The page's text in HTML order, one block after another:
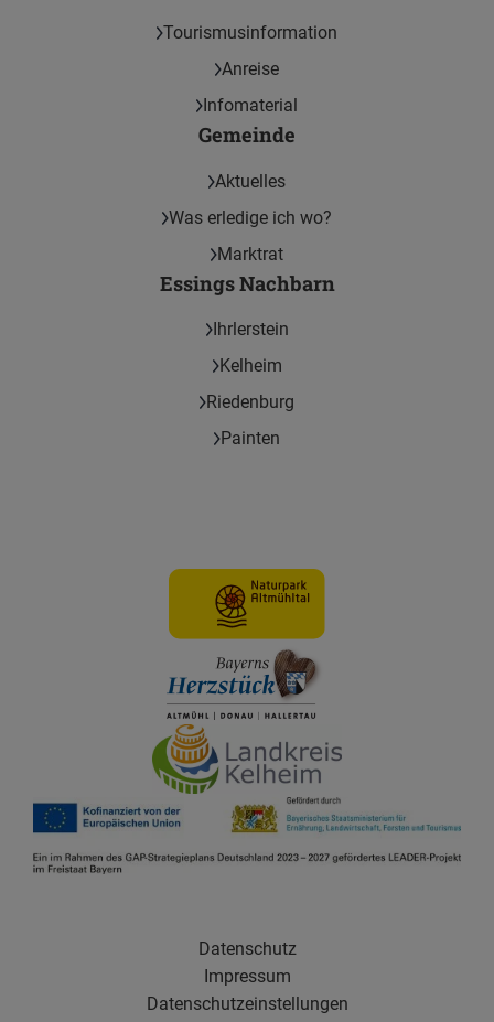
Tourismusinformation
Anreise
Infomaterial
Gemeinde
Aktuelles
Was erledige ich wo?
Marktrat
Essings Nachbarn
Ihrlerstein
Kelheim
Riedenburg
Painten
Datenschutz
Impressum
Datenschutzeinstellungen